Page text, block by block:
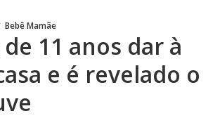
Bebê Mamãe
11 anos dar à
e é revelado o